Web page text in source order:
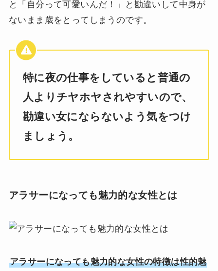
と「自分って可愛いんだ！」と勘違いして中身が
ないまま歳をとってしまうのです。
特に夜の仕事をしていると普通の
人よりチヤホヤされやすいので、
勘違い女にならないよう気をつけ
ましょう。
アラサーになっても魅力的な女性とは
アラサーになっても魅力的な女性の特徴は性的魅